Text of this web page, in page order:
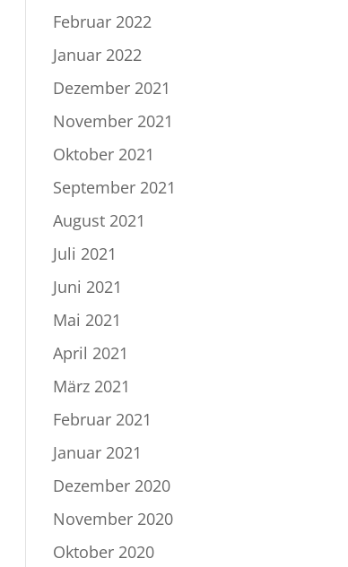
Februar 2022
Januar 2022
Dezember 2021
November 2021
Oktober 2021
September 2021
August 2021
Juli 2021
Juni 2021
Mai 2021
April 2021
März 2021
Februar 2021
Januar 2021
Dezember 2020
November 2020
Oktober 2020